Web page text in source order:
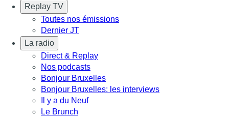
Replay TV
Toutes nos émissions
Dernier JT
La radio
Direct & Replay
Nos podcasts
Bonjour Bruxelles
Bonjour Bruxelles: les interviews
Il y a du Neuf
Le Brunch